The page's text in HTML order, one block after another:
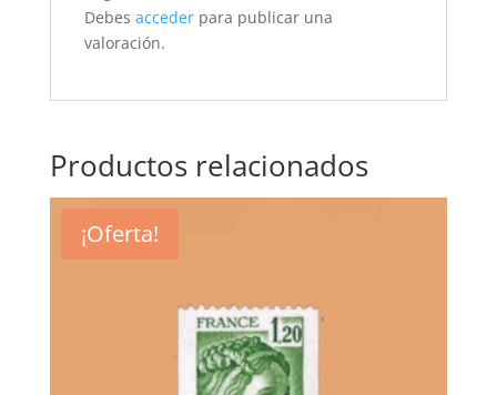
Debes accederpara publicar una
valoración.
Productos relacionados
¡Oferta!